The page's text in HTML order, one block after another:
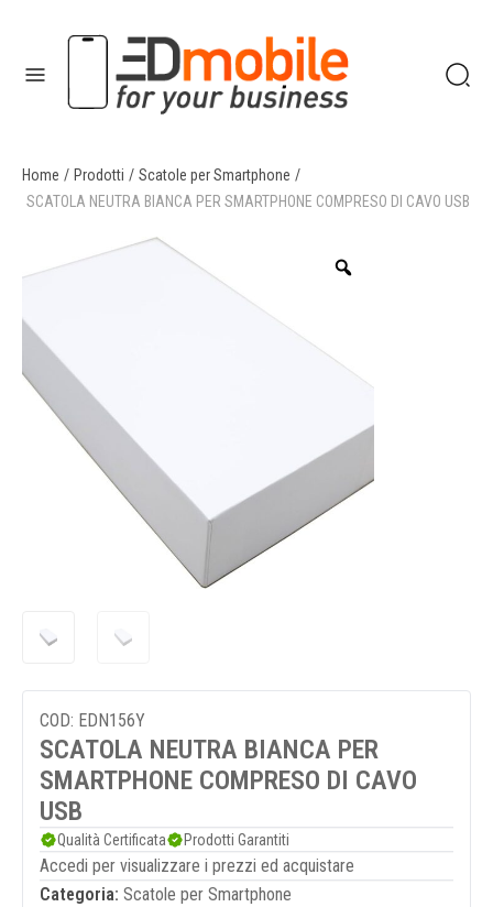
Home / Prodotti / Scatole per Smartphone /
SCATOLA NEUTRA BIANCA PER SMARTPHONE COMPRESO DI CAVO USB
COD: EDN156Y
SCATOLA NEUTRA BIANCA PER
SMARTPHONE COMPRESO DI CAVO
USB
Qualità Certificata Prodotti Garantiti
Accedi per visualizzare i prezzi ed acquistare
Categoria: Scatole per Smartphone